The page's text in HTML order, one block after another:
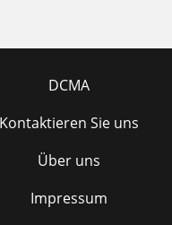
DCMA
Kontaktieren Sie uns
Über uns
Impressum